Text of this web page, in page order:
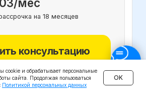
cookie и обрабатывает персональные
сайта. Продолжая пользоваться
Политикой персональных данных
OK